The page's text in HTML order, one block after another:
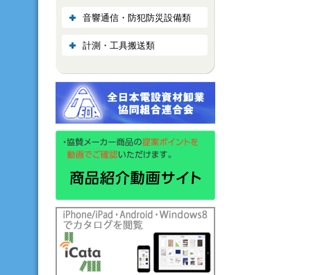
音響通信・防犯防災設備類
計測・工具搬送類